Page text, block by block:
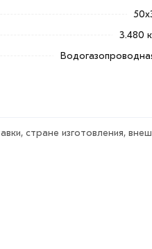
3.480
стране изготовления,